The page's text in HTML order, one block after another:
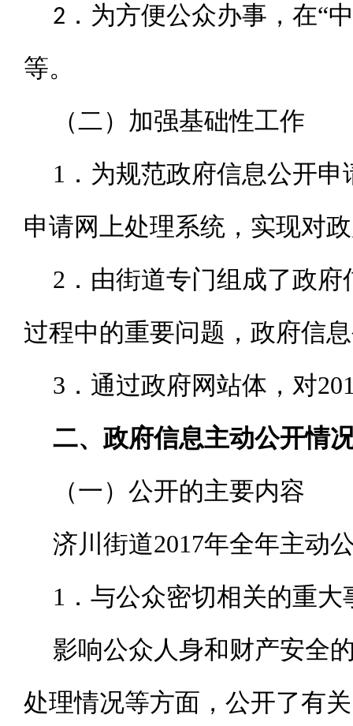
2．为方便公众办事，在“
等。
（二）加强基础性工作
1．为规范政府信息公开
申请网上处理系统，实现对
2．由街道专门组成了政
过程中的重要问题，政府信
3．通过政府网站体，对
二、政府信息主动公开情
（一）公开的主要内容
济川街道2017年全年主动
1．与公众密切相关的重大
影响公众人身和财产安全
处理情况等方面，公开了有